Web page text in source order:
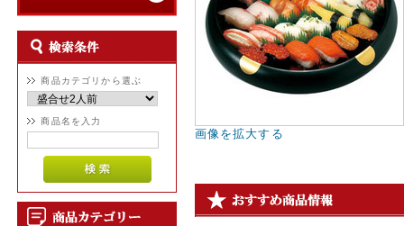
商品カテゴリから選ぶ
商品名を入力
画像を拡大する